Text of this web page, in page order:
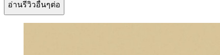
อ่านรีวิวอื่นๆต่อ